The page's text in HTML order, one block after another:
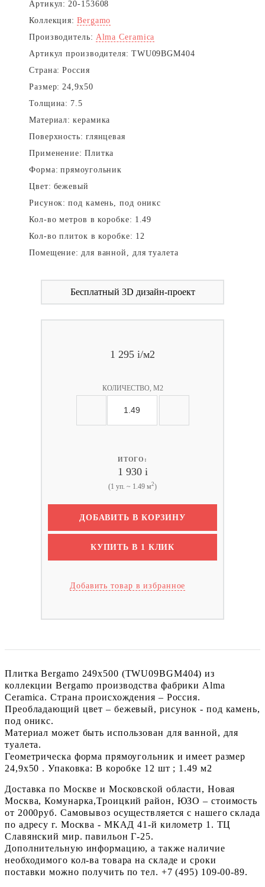
Артикул: 20-153608
Коллекция: Bergamo
Производитель: Alma Ceramica
Артикул производителя: TWU09BGM404
Страна: Россия
Размер: 24,9x50
Толщина: 7.5
Материал: керамика
Поверхность: глянцевая
Применение: Плитка
Форма: прямоугольник
Цвет: бежевый
Рисунок: под камень, под оникс
Кол-во метров в коробке: 1.49
Кол-во плиток в коробке: 12
Помещение: для ванной, для туалета
Бесплатный 3D дизайн-проект
1 295 i/м2
КОЛИЧЕСТВО, М2
ИТОГО:
1 930 i
(1 уп. ~ 1.49 м2)
ДОБАВИТЬ В КОРЗИНУ
КУПИТЬ В 1 КЛИК
Добавить товар в избранное
Плитка Bergamo 249x500 (TWU09BGM404) из
коллекции Bergamo производства фабрики Alma
Ceramica. Страна происхождения – Россия.
Преобладающий цвет – бежевый, рисунок - под камень,
под оникс.
Материал может быть использован для ванной, для
туалета.
Геометрическа форма прямоугольник и имеет размер
24,9x50 . Упаковка: В коробке 12 шт ; 1.49 м2
Доставка по Москве и Московской области, Новая
Москва, Комунарка,Троицкий район, ЮЗО – стоимость
от 2000руб. Самовывоз осуществляется с нашего склада
по адресу г. Москва - МКАД 41-й километр 1. ТЦ
Славянский мир. павильон Г-25.
Дополнительную информацию, а также наличие
необходимого кол-ва товара на складе и сроки
поставки можно получить по тел. +7 (495) 109-00-89.